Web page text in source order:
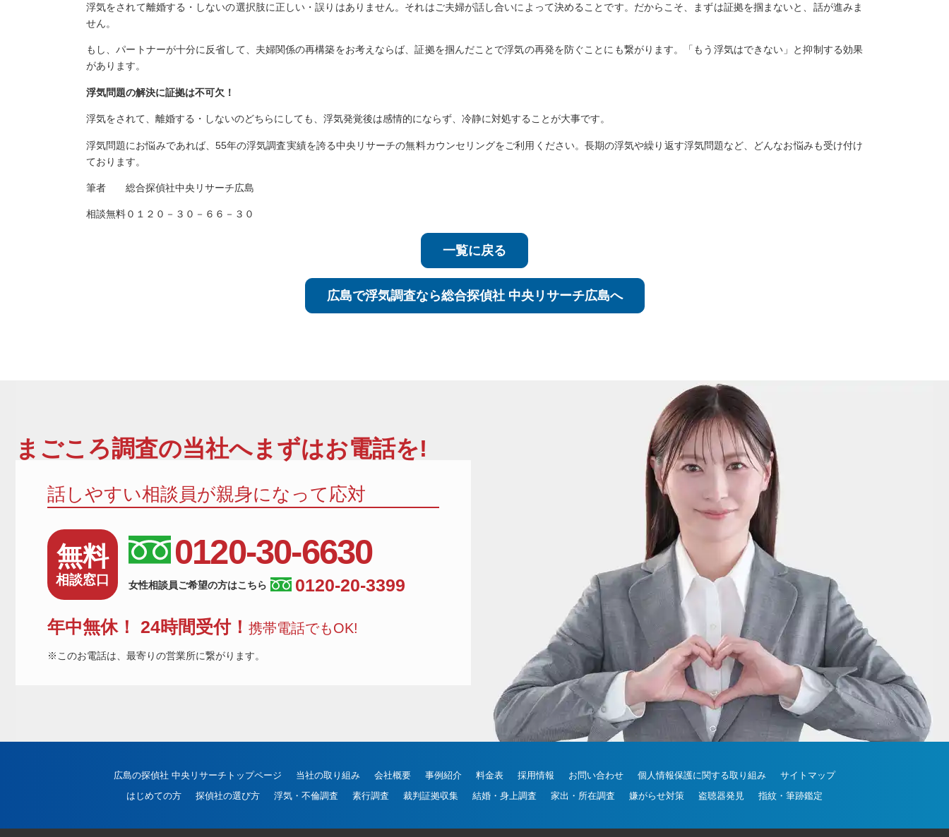
浮気をされて離婚する・しないの選択肢に正しい・誤りはありません。それはご夫婦が話し合いによって決めることです。だからこそ、まずは証拠を掴まないと、話が進みま
せん。
もし、パートナーが十分に反省して、夫婦関係の再構築をお考えならば、証拠を掴んだことで浮気の再発を防ぐことにも繋がります。「もう浮気はできない」と抑制する効果
があります。
浮気問題の解決に証拠は不可欠！
浮気をされて、離婚する・しないのどちらにしても、浮気発覚後は感情的にならず、冷静に対処することが大事です。
浮気問題にお悩みであれば、55年の浮気調査実績を誇る中央リサーチの無料カウンセリングをご利用ください。長期の浮気や繰り返す浮気問題など、どんなお悩みも受け付け
ております。
筆者 総合探偵社中央リサーチ広島
相談無料０１２０－３０－６６－３０
一覧に戻る
広島で浮気調査なら総合探偵社 中央リサーチ広島へ
まごころ調査の当社へまずはお電話を!
話しやすい相談員が親身になって応対
無料
相談窓口
0120-30-6630相談窓口電話番号:0120-30-6630
女性相談員ご希望の方はこちら 0120-20-3399
年中無休！ 24時間受付！ 携帯電話でもOK!
※このお電話は、最寄りの営業所に繋がります。
広島の探偵社 中央リサーチトップページ 当社の取り組み 会社概要 事例紹介 料金表 採用情報 お問い合わせ 個人情報保護に関する取り組み
サイトマップ
はじめての方
探偵社の選び方 浮気・不倫調査 素行調査 裁判証拠収集 結婚・身上調査 家出・所在調査 嫌がらせ対策 盗聴器発見 指紋・筆跡鑑定